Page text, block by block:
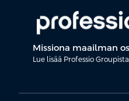
Missiona maailman
Lue lisää Professio